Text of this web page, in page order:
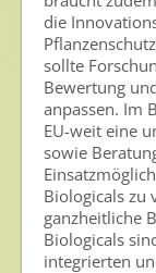
Versorgungs- &
Gepflegtes
Anwenderschutz
Entsorgung von
Die IGP
Zum Verband
die
sollte
Bewertung
anpassen. Im
EU-weit eine
sowie
Biologicals zu
ganzheitliche
Biologicals
integrierten